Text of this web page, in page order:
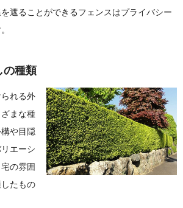
遮ることができるフェンスはプライバシー
の種類
れる外
まな種
や目隠
エーシ
の雰囲
たもの